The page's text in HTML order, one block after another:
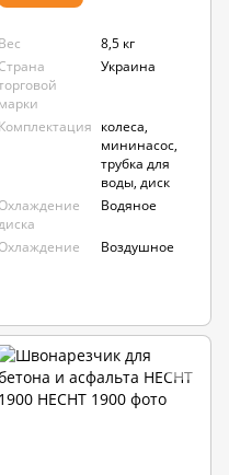
Вес
8,5 кг
Страна
марки
Украина
Комплектация колеса,
мининасос,
трубка для
воды, диск
Охлаждение
Водяное
Охлаждение Воздушное